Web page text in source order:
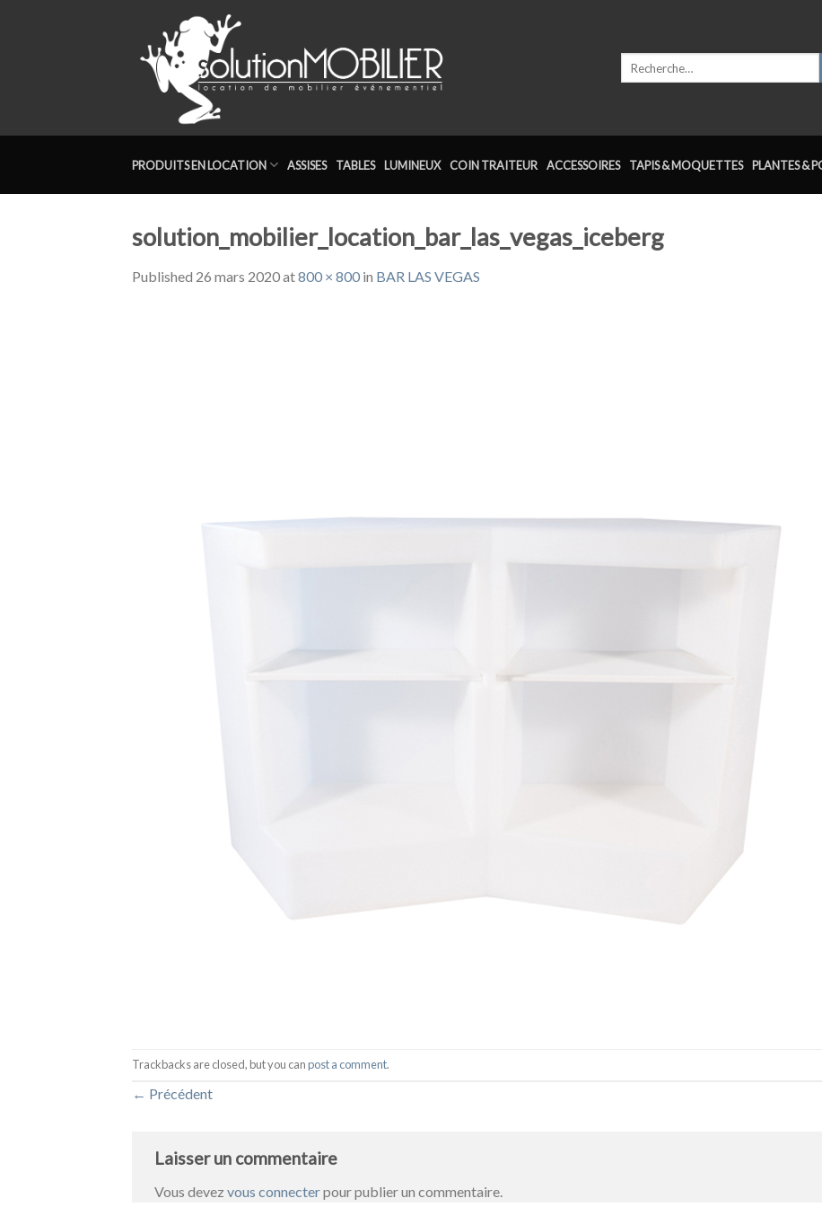
PRODUITS EN LOCATION ASSISES TABLES LUMINEUX COIN TRAITEUR ACCESSOIRES TAPIS & MOQUETTES PLANTES &
solution_mobilier_location_bar_las_vegas_iceberg
Published 26 mars 2020at800 × 800 in BAR LAS VEGAS
Trackbacks are closed, but you canpost a comment.
← Précédent
Laisser un commentaire
Vous devez vous connecterpour publier un commentaire.